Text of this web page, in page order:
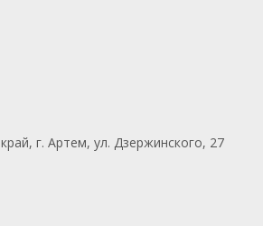
г. Артем, ул. Дзержинского, 27